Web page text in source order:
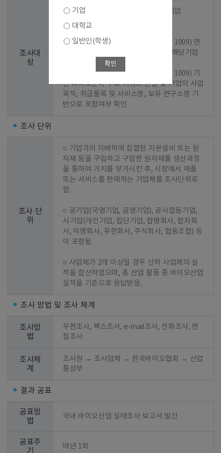
조사대
상
○ 1차 선정 : 2023년 기준 조사결과 기업
○ 2차 선정 : 신규기업 발굴
  - 1단계 : 바이오산업 분류코드(KS J 1009) 연
계 한국표준산업분류(KSIC) 지정 및 해당기업
반 바이오분야 주요 키워드 선별 및 기업의 사업
목적, 취급품목 및 서비스명, 보유 연구소명 기
반으로 포함여부 확인
조사 단위
조사 단
위
○ 기업가의 지배하에 집합된 자본설비 또는 원
자재 등을 구입하고 구입한 원자재를 생산과정
을 통하여 가치를 부가시킨 후, 시장에서 제품
또는 서비스를 판매하는 기업체를 조사단위로
함.
○ 공기업(국영기업, 공영기업), 공사합동기업,
사기업(개인기업, 집단기업, 합명회사, 합자회
사, 익명회사, 유한회사, 주식회사, 협동조합) 등
이 포함됨.
○ 사업체가 2개 이상일 경우 산하 사업체의 실
적을 합산하였으며, 총 산업 활동 중 바이오산업
실적을 기준으로 응답받음.
조사 방법 및 조사 체계
조사방
법
우편조사, 팩스조사, e-mail조사, 전화조사, 면
접조사
조사체
계
조사원 → 조사업체 → 한국바이오협회 → 산업
통상부
결과 공표
공표방
법
국내 바이오산업 실태조사 보고서 발간
공표주
기
매년 1회
기업
대학교
일반인(학생)
확인